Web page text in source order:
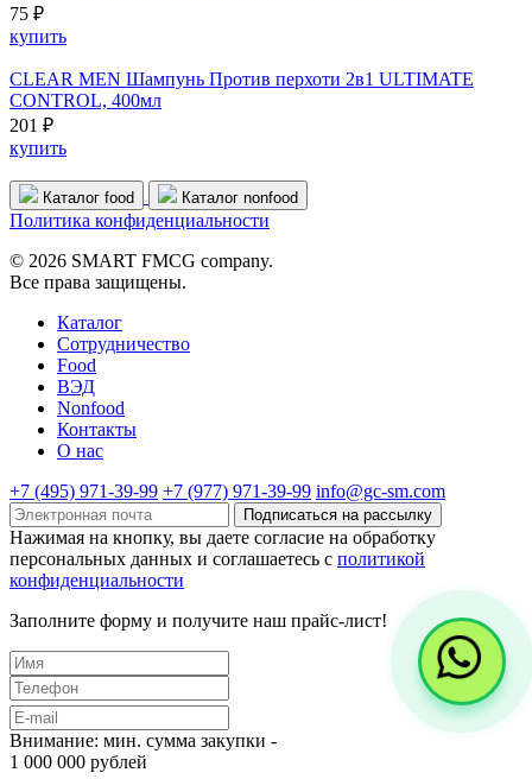
75 ₽
купить
CLEAR MEN Шампунь Против перхоти 2в1 ULTIMATE
CONTROL, 400мл
201 ₽
купить
Каталог food Каталог nonfood
Политика конфиденциальности
© 2026 SMART FMCG company.
Все права защищены.
Каталог
Cотрудничество
Food
ВЭД
Nonfood
Контакты
О нас
+7 (495) 971-39-99 +7 (977) 971-39-99 info@gc-sm.com
Подписаться на рассылку
Нажимая на кнопку, вы даете согласие на обработку
персональных данных и соглашаетесь c политикой
конфиденциальности
Заполните форму и получите наш прайс-лист!
Внимание: мин. сумма закупки -
1 000 000 рублей